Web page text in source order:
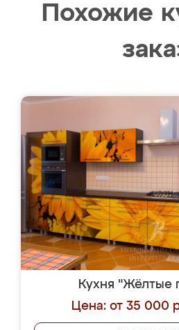
Похожие
Кухня "Жёлтые
Цена: от 35 000